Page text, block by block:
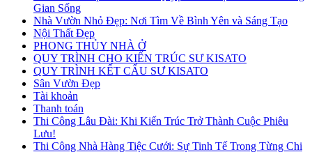
Gian Sống
Nhà Vườn Nhỏ Đẹp: Nơi Tìm Về Bình Yên và Sáng Tạo
Nội Thất Đẹp
PHONG THỦY NHÀ Ở
QUY TRÌNH CHO KIẾN TRÚC SƯ KISATO
QUY TRÌNH KẾT CẤU SƯ KISATO
Sân Vườn Đẹp
Tài khoản
Thanh toán
Thi Công Lâu Đài: Khi Kiến Trúc Trở Thành Cuộc Phiêu
Lưu!
Thi Công Nhà Hàng Tiệc Cưới: Sự Tinh Tế Trong Từng Chi